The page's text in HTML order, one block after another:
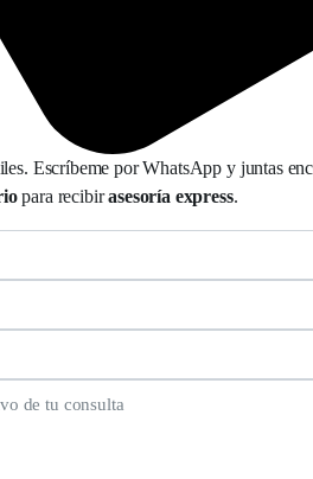
Escríbeme por WhatsApp y juntas
para recibirasesoría express.